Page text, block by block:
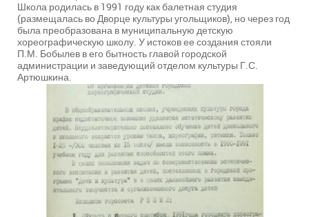
Школа родилась в 1991 году как балетная студия
(размещалась во Дворце культуры угольщиков), но через год
была преобразована в муниципальную детскую
хореографическую школу. У истоков ее создания стояли
П.М. Бобылев в его бытность главой городской
администрации и заведующий отделом культуры Г.С.
Артюшкина.